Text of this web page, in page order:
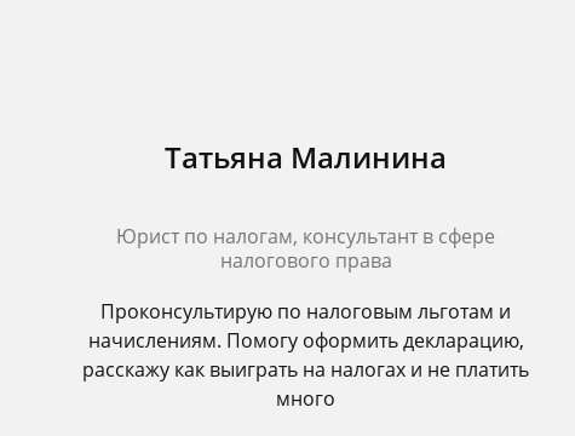
Татьяна Малинина
Юрист по налогам, консультант в сфере
налогового права
Проконсультирую по налоговым льготам и
начислениям. Помогу оформить декларацию,
расскажу как выиграть на налогах и не платить
много